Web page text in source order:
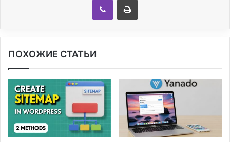
ПОХОЖИЕ СТАТЬИ